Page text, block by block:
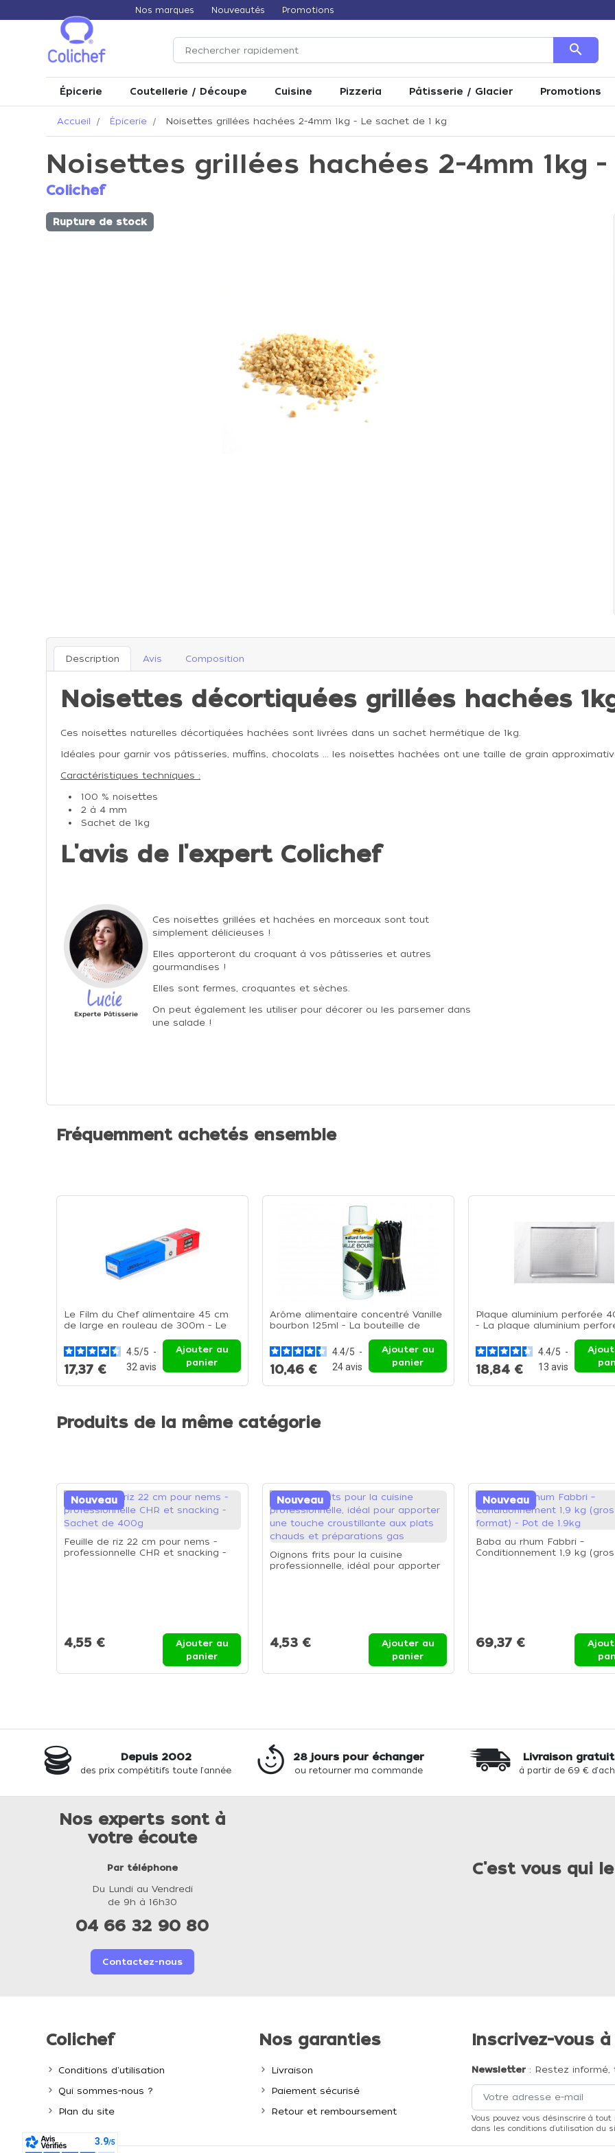
Nos marques Nouveautés Promotions
search
Épicerie Coutellerie / Découpe Cuisine Pizzeria Pâtisserie / Glacier Promotions
Accueil Épicerie Noisettes grillées hachées 2-4mm 1kg - Le sachet de 1 kg
Noisettes grillées hachées 2-4mm 1kg
Colichef
Rupture de stock
Description Avis Composition
Noisettes décortiquées grillées hachées
Ces noisettes naturelles décortiquées hachées sont livrées dans un sachet hermétique de 1kg.
Idéales pour garnir vos pâtisseries, muffins, chocolats ... les noisettes hachées ont une taille de grain
Caractéristiques techniques :
100 % noisettes
2 à 4 mm
Sachet de 1kg
L'avis de l'expert Colichef
Ces noisettes grillées et hachées en morceaux sont tout
simplement délicieuses !
Elles apporteront du croquant à vos pâtisseries et autres
gourmandises !
Elles sont fermes, croquantes et sèches.
On peut également les utiliser pour décorer ou les parsemer dans
une salade !
Fréquemment achetés ensemble
Le Film du Chef alimentaire 45 cm
de large en rouleau de 300m - Le
4.5/5 -
32 avis
17,37 €
Ajouter au
panier
Arôme alimentaire concentré Vanille
bourbon 125ml - La bouteille de
4.4/5 -
24avis
10,46 €
Ajouter au
panier
Plaque aluminium perforée
- La plaque aluminium
4.4/5 -
13 avis
18,84 €
Produits de la même catégorie
Nouveau
Feuille de riz 22 cm pour nems -
professionnelle CHR et snacking -
4,55 €
Ajouter au
panier
Nouveau
Oignons frits pour la cuisine
professionnelle, idéal pour apporter
4,53 €
Ajouter au
panier
Nouveau
Baba au rhum Fabbri –
Conditionnement 1,9 kg (gros
69,37 €
Depuis 2002
des prix compétitifs toute l'année
28 jours pour échanger
ou retourner ma commande
Livraison
à partir de 69 €
Nos experts sont à
votre écoute
Par téléphone
Du Lundi au Vendredi
de 9h à 16h30
04 66 32 90 80
Contactez-nous
C'est vous qui
Colichef
Conditions d'utilisation
Qui sommes-nous ?
Plan du site
Nos garanties
Livraison
Paiement sécurisé
Retour et remboursement
Inscrivez-vous
Newsletter: Restez informé,
Vous pouvez vous désinscrire à
dans les conditions d'utilisation du